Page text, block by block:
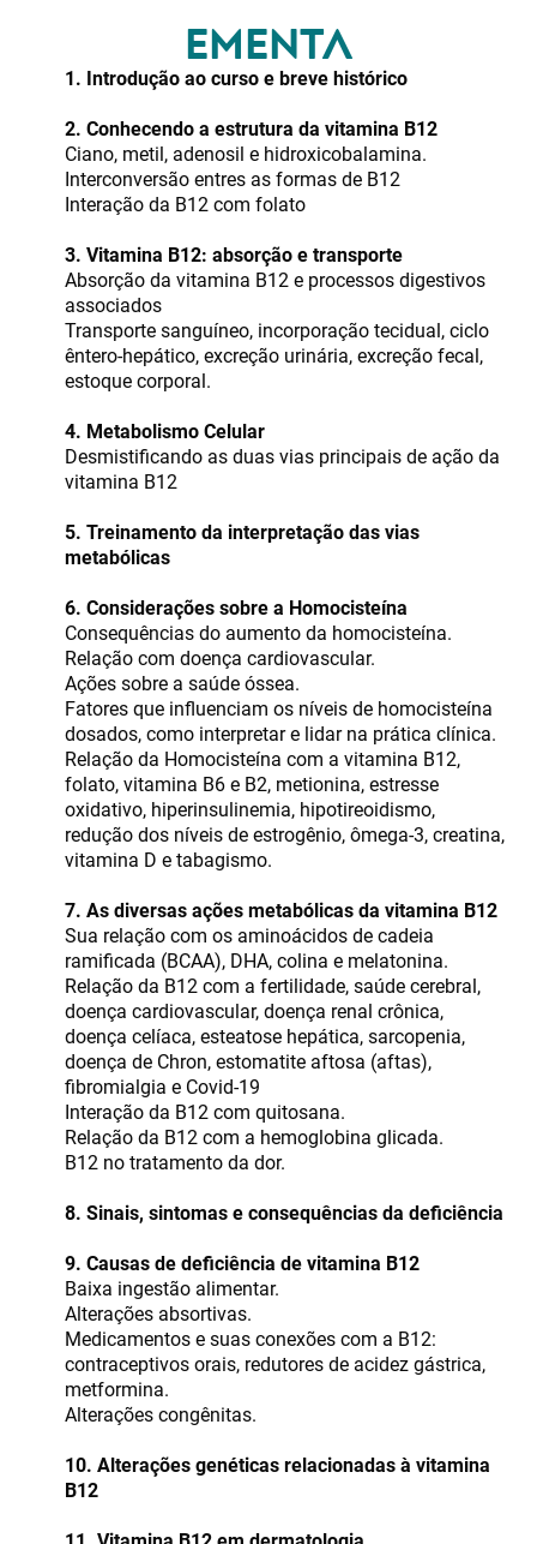
EMENTA
1. Introdução ao curso e breve histórico
2. Conhecendo a estrutura da vitamina B12
Ciano, metil, adenosil e hidroxicobalamina.
Interconversão entres as formas de B12
Interação da B12 com folato
3. Vitamina B12: absorção e transporte
Absorção da vitamina B12 e processos digestivos
associados
Transporte sanguíneo, incorporação tecidual, ciclo
êntero-hepático, excreção urinária, excreção fecal,
estoque corporal.
4. Metabolismo Celular
Desmistificando as duas vias principais de ação da
vitamina B12
5. Treinamento da interpretação das vias
metabólicas
6. Considerações sobre a Homocisteína
Consequências do aumento da homocisteína.
Relação com doença cardiovascular.
Ações sobre a saúde óssea.
Fatores que influenciam os níveis de homocisteína
dosados, como interpretar e lidar na prática clínica.
Relação da Homocisteína com a vitamina B12,
folato, vitamina B6 e B2, metionina, estresse
oxidativo, hiperinsulinemia, hipotireoidismo,
redução dos níveis de estrogênio, ômega-3, creatina,
vitamina D e tabagismo.
7. As diversas ações metabólicas da vitamina B12
Sua relação com os aminoácidos de cadeia
ramificada (BCAA), DHA, colina e melatonina.
Relação da B12 com a fertilidade, saúde cerebral,
doença cardiovascular, doença renal crônica,
doença celíaca, esteatose hepática, sarcopenia,
doença de Chron, estomatite aftosa (aftas),
fibromialgia e Covid-19
Interação da B12 com quitosana.
Relação da B12 com a hemoglobina glicada.
B12 no tratamento da dor.
8. Sinais, sintomas e consequências da deficiência
9. Causas de deficiência de vitamina B12
Baixa ingestão alimentar.
Alterações absortivas.
Medicamentos e suas conexões com a B12:
contraceptivos orais, redutores de acidez gástrica,
metformina.
Alterações congênitas.
10. Alterações genéticas relacionadas à vitamina
B12